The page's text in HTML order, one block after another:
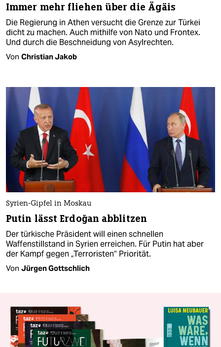
Immer mehr fliehen über die Ägäis
Die Regierung in Athen versucht die Grenze zur Türkei
dicht zu machen. Auch mithilfe von Nato und Frontex.
Und durch die Beschneidung von Asylrechten.
Von Christian Jakob
Syrien-Gipfel in Moskau
Putin lässt Erdoğan abblitzen
Der türkische Präsident will einen schnellen
Waffenstillstand in Syrien erreichen. Für Putin hat aber
der Kampf gegen „Terroristen“ Priorität.
Von Jürgen Gottschlich